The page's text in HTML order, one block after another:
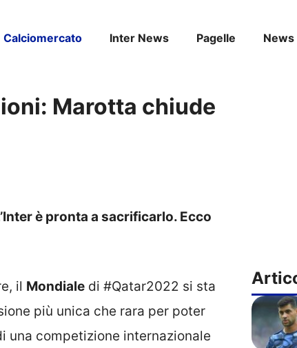
Calciomercato Inter News Pagelle News
Marotta chiude
è pronta a sacrificarlo. Ecco
il Mondiale di #Qatar2022 si sta
più unica che rara per poter
una competizione internazionale